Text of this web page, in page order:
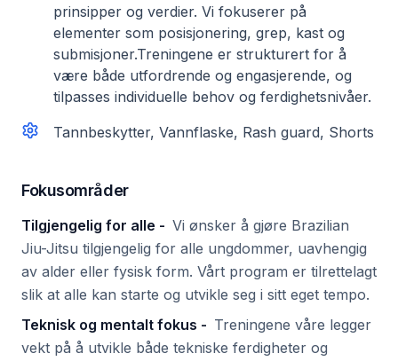
prinsipper og verdier. Vi fokuserer på
elementer som posisjonering, grep, kast og
submisjoner.Treningene er strukturert for å
være både utfordrende og engasjerende, og
tilpasses individuelle behov og ferdighetsnivåer.
Tannbeskytter, Vannflaske, Rash guard, Shorts
Fokusområder
Tilgjengelig for alle - Vi ønsker å gjøre Brazilian
Jiu-Jitsu tilgjengelig for alle ungdommer, uavhengig
av alder eller fysisk form. Vårt program er tilrettelagt
slik at alle kan starte og utvikle seg i sitt eget tempo.
Teknisk og mentalt fokus - Treningene våre legger
vekt på å utvikle både tekniske ferdigheter og